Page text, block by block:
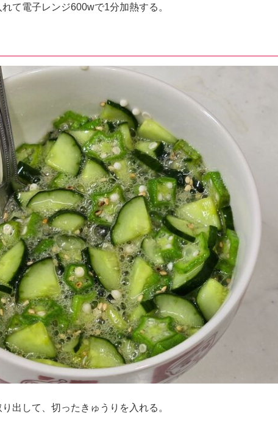
て電子レンジ600wで1分加熱する。
出して、切ったきゅうりを入れる。